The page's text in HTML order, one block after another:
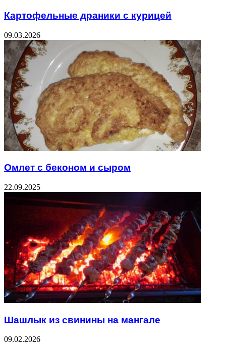
Картофельные драники с курицей
09.03.2026
Омлет с беконом и сыром
22.09.2025
Шашлык из свинины на мангале
09.02.2026